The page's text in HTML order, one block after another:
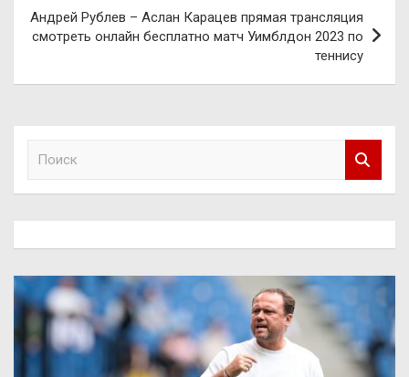
Андрей Рублев – Аслан Карацев прямая трансляция
смотреть онлайн бесплатно матч Уимблдон 2023 по
теннису